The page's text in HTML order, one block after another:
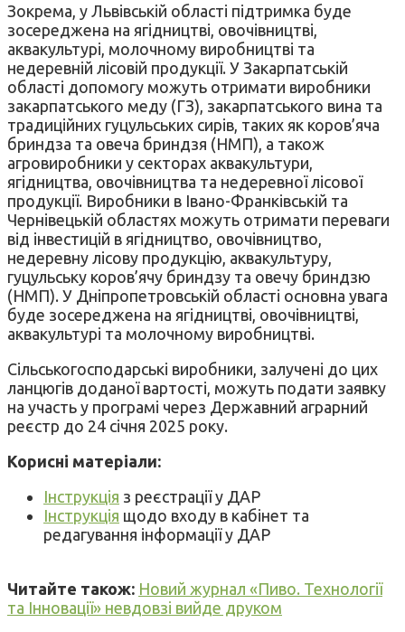
Зокрема, у Львівській області підтримка буде
зосереджена на ягідництві, овочівництві,
аквакультурі, молочному виробництві та
недеревній лісовій продукції. У Закарпатській
області допомогу можуть отримати виробники
закарпатського меду (ГЗ), закарпатського вина та
традиційних гуцульських сирів, таких як коров’яча
бриндза та овеча бриндзя (НМП), а також
агровиробники у секторах аквакультури,
ягідництва, овочівництва та недеревної лісової
продукції. Виробники в Івано-Франківській та
Чернівецькій областях можуть отримати переваги
від інвестицій в ягідництво, овочівництво,
недеревну лісову продукцію, аквакультуру,
гуцульську коров’ячу бриндзу та овечу бриндзю
(НМП). У Дніпропетровській області основна увага
буде зосереджена на ягідництві, овочівництві,
аквакультурі та молочному виробництві.
Сільськогосподарські виробники, залучені до цих
ланцюгів доданої вартості, можуть подати заявку
на участь у програмі через Державний аграрний
реєстр до 24 січня 2025 року.
Корисні матеріали:
Інструкція з реєстрації у ДАР
Інструкція щодо входу в кабінет та
редагування інформації у ДАР
Читайте також: Новий журнал «Пиво. Технології
та Інновації» невдовзі вийде друком